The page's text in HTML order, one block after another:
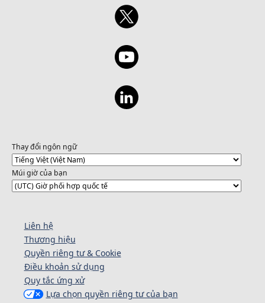
Thay đổi ngôn ngữ
Múi giờ của bạn
Liên hệ
Thương hiệu
Quyền riêng tư & Cookie
Điều khoản sử dụng
Quy tắc ứng xử
Lựa chọn quyền riêng tư của bạn